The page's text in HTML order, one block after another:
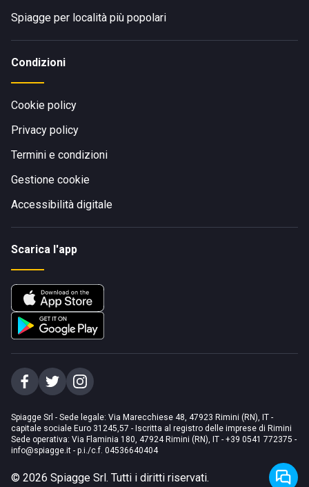
Spiagge per località più popolari
Condizioni
Cookie policy
Privacy policy
Termini e condizioni
Gestione cookie
Accessibilità digitale
Scarica l'app
Spiagge Srl - Sede legale: Via Marecchiese 48, 47923 Rimini (RN), IT -
capitale sociale Euro 31245,57 - Iscritta al registro delle imprese di Rimini
Sede operativa: Via Flaminia 180, 47924 Rimini (RN), IT - +39 0541 772375 -
info@spiagge.it - p.i./c.f. 04536640404
© 2026 Spiagge Srl. Tutti i diritti riservati.